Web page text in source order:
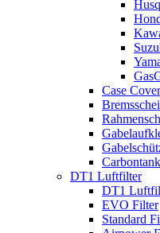
Case Cover
Carbontank
DT1 Luftfilter
DT1
EVO Filter
Standard